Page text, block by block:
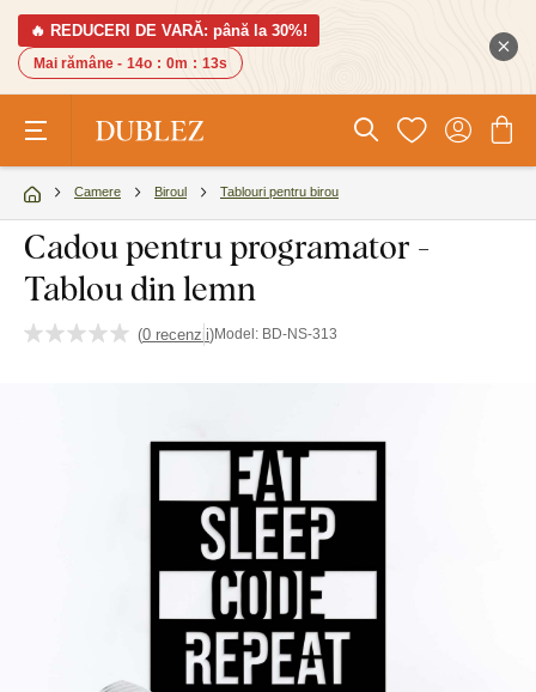
🔥 REDUCERI DE VARĂ: până la 30%!
Mai rămâne - 14o : 0m : 12s
Camere Biroul Tablouri pentru birou
Cadou pentru programator -
Tablou din lemn
(0 recenzii)Model: BD-NS-313